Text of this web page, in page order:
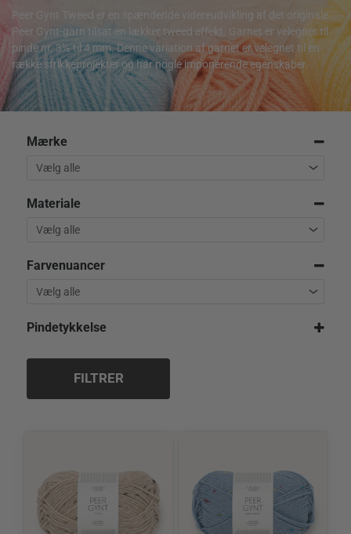
Peer Gynt Tweed er en spændende videreudvikling af det originale
Peer Gynt-garn tilsat en lækker tweed effekt. Garnet er velegnet til
pinde nr. 3½ til 4 mm. Denne variation af garnet er velegnet til en
række strikkeprojekter og har nogle imponerende egenskaber.
Mærke
Materiale
Farvenuancer
Pindetykkelse
FILTRER